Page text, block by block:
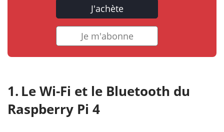
J'achète
Je m'abonne
Le Wi-Fi et le Bluetooth du
Raspberry Pi 4